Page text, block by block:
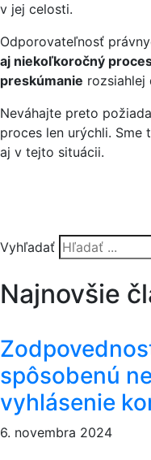
v jej celosti.
Odporovateľnosť
aj niekoľkoročný
preskúmanie rozsiahlej
Neváhajte preto
proces len urýchli. Sme
aj v tejto situácii.
Vyhľadať
Najnovšie
spôsobenú
vyhlásenie
6. novembra 2024